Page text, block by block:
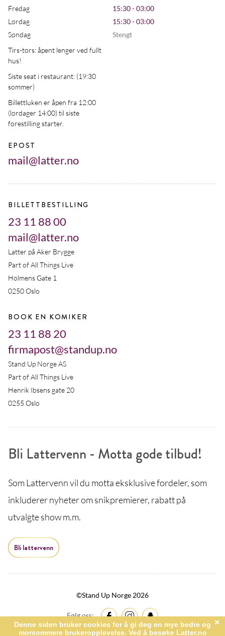
Fredag
15:30 - 03:00
Lørdag
15:30 - 03:00
Søndag
Stengt
Tirs-tors: åpent lenger ved fullt
hus!
Siste seat i restaurant: (19:30
sommer)
Billettluken er åpen fra 12:00
(lørdager 14:00) til siste
forestilling starter.
EPOST
mail@latter.no
BILLETTBESTILLING
23 11 88 00
mail@latter.no
Latter på Aker Brygge
Part of All Things Live
Holmens Gate 1
0250 Oslo
BOOK EN KOMIKER
23 11 88 20
firmapost@standup.no
Stand Up Norge AS
Part of All Things Live
Henrik Ibsens gate 20
0255 Oslo
Bli Lattervenn - Motta gode tilbud!
Som Lattervenn vil du motta eksklusive fordeler, som
inkluderer nyheter om snikpremierer, rabatt på
utvalgte show m.m.
Bli lattervenn
©Stand Up Norge 2026
Følg oss: